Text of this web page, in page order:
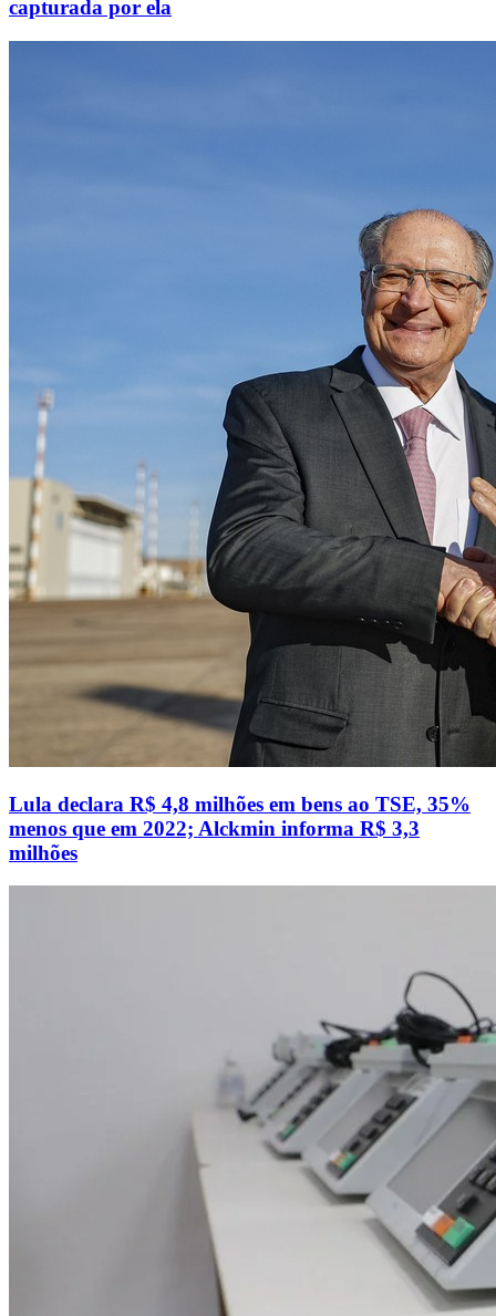
capturada por ela
Lula declara R$ 4,8 milhões em bens ao TSE, 35%
menos que em 2022; Alckmin informa R$ 3,3
milhões